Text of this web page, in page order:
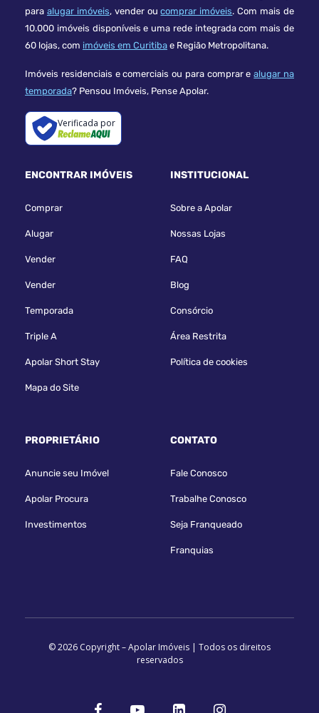
para alugar imóveis, vender oucomprar imóveis. Com mais de
10.000 imóveis disponíveis e uma rede integrada com mais de
60 lojas, com imóveis em Curitiba e Região Metropolitana.
Imóveis residenciais e comerciais ou para comprar ealugar na
temporada? Pensou Imóveis, Pense Apolar.
Verificada por
ENCONTRAR IMÓVEIS
Comprar
Alugar
Vender
Vender
Temporada
Triple A
Apolar Short Stay
Mapa do Site
INSTITUCIONAL
Sobre a Apolar
Nossas Lojas
FAQ
Blog
Consórcio
Área Restrita
Política de cookies
PROPRIETÁRIO
Anuncie seu Imóvel
Apolar Procura
Investimentos
CONTATO
Fale Conosco
Trabalhe Conosco
Seja Franqueado
Franquias
© 2026 Copyright – Apolar Imóveis | Todos os direitos
reservados